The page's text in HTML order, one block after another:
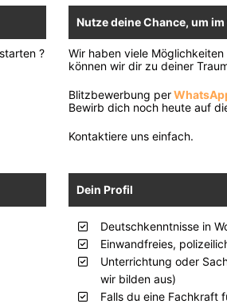
?
Nutze deine Chance, um
Wir haben viele
können wir dir zu deiner
Blitzbewerbung per
Bewirb dich noch heute auf
Kontaktiere uns einfach.
Dein Profil
Deutschkenntnisse in
Einwandfreies,
Unterrichtung oder
wir bilden aus)
Falls du eine Fachkraft